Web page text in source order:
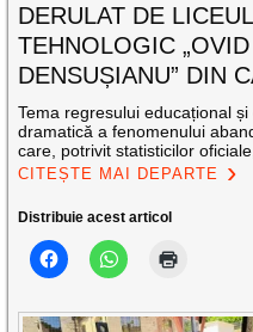
DERULAT DE LICEUL
TEHNOLOGIC „OVID
DENSUȘIANU” DIN
Tema regresului educațional și
dramatică a fenomenului
care, potrivit statisticilor
CITEȘTE MAI DEPARTE
Distribuie acest articol